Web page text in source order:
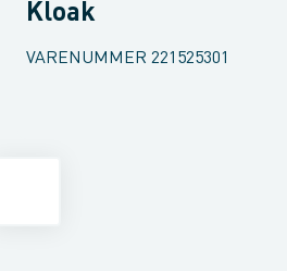
Kloak
VARENUMMER 221525301